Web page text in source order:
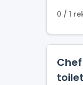
0 / 1